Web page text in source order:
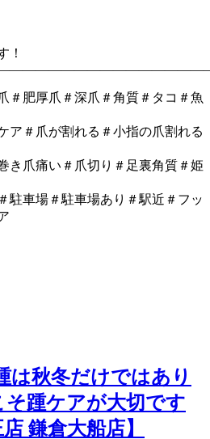
！
＃肥厚爪＃深爪＃角質＃タコ＃魚
ア＃爪が割れる＃小指の爪割れる
き爪痛い＃爪切り＃足裏角質＃姫
駐車場＃駐車場あり＃駅近＃フッ
は秋冬だけではあり
そ踵ケアが大切です
鎌倉大船店】